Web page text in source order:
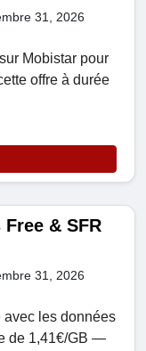
31, 2026
Mobistar pour
offre à durée
Free & SFR
31, 2026
avec les données
de 1,41€/GB —